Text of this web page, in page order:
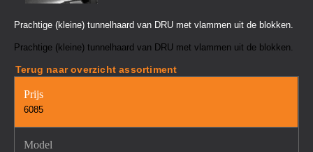
Prachtige (kleine) tunnelhaard van DRU met vlammen uit de blokken.
Prachtige (kleine) tunnelhaard van DRU met vlammen uit de blokken.
Terug naar overzicht assortiment
Prijs
6085
Model